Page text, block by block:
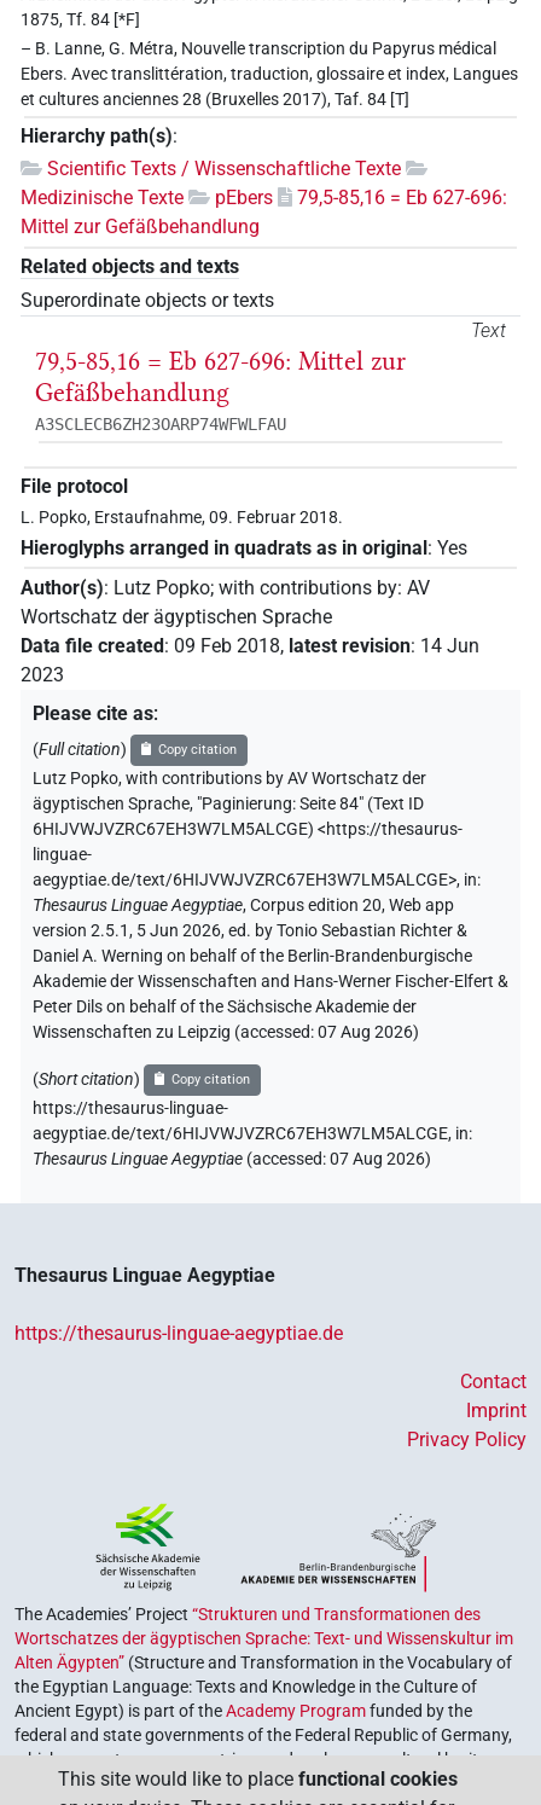
1875, Tf. 84 [*F]
– B. Lanne, G. Métra, Nouvelle transcription du Papyrus médical
Ebers. Avec translittération, traduction, glossaire et index, Langues
et cultures anciennes 28 (Bruxelles 2017), Taf. 84 [T]
Hierarchy path(s):
Scientific Texts / Wissenschaftliche Texte
Medizinische Texte
pEbers
79,5-85,16 = Eb 627-696:
Mittel zur Gefäßbehandlung
Related objects and texts
Superordinate objects or texts
Text
79,5-85,16 = Eb 627-696: Mittel zur
Gefäßbehandlung
A3SCLECB6ZH23OARP74WFWLFAU
File protocol
L. Popko, Erstaufnahme, 09. Februar 2018.
Hieroglyphs arranged in quadrats as in original: Yes
Author(s): Lutz Popko; with contributions by: AV
Wortschatz der ägyptischen Sprache
Data file created: 09 Feb 2018, latest revision: 14 Jun
2023
Please cite as:
(Full citation) Copy citation
Lutz Popko,with contributions byAV Wortschatz der
ägyptischen Sprache, "Paginierung: Seite 84" (Text ID
6HIJVWJVZRC67EH3W7LM5ALCGE) <https://thesaurus-
linguae-
aegyptiae.de/text/6HIJVWJVZRC67EH3W7LM5ALCGE>, in:
Thesaurus Linguae Aegyptiae,Corpus edition 20, Web app
version 2.5.1, 5 Jun 2026, ed. by Tonio Sebastian Richter &
Daniel A. Werning on behalf of the Berlin-Brandenburgische
Akademie der Wissenschaften and Hans-Werner Fischer-Elfert &
Peter Dils on behalf of the Sächsische Akademie der
Wissenschaften zu Leipzig (accessed:07 Aug 2026)
(Short citation) Copy citation
https://thesaurus-linguae-
aegyptiae.de/text/6HIJVWJVZRC67EH3W7LM5ALCGE, in:
Thesaurus Linguae Aegyptiae (accessed:07 Aug 2026)
Thesaurus Linguae Aegyptiae
https://thesaurus-linguae-aegyptiae.de
Contact
Imprint
Privacy Policy
The Academies’ Project “Strukturen und Transformationen des
Wortschatzes der ägyptischen Sprache: Text- und Wissenskultur im
Alten Ägypten” (Structure and Transformation in the Vocabulary of
the Egyptian Language: Texts and Knowledge in the Culture of
Ancient Egypt) is part of theAcademy Programfunded by the
federal and state governments of the Federal Republic of Germany,
which serves to preserve, retrieve and explore our cultural heritage.
The program is coordinated by theUnion of the German Academies
This site would like to place functional cookies